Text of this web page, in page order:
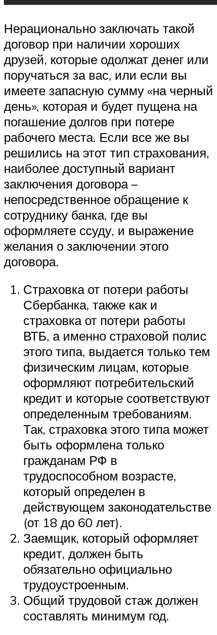
Нерационально заключать такой
договор при наличии хороших
друзей, которые одолжат денег или
поручаться за вас, или если вы
имеете запасную сумму «на черный
день», которая и будет пущена на
погашение долгов при потере
рабочего места. Если все же вы
решились на этот тип страхования,
наиболее доступный вариант
заключения договора –
непосредственное обращение к
сотруднику банка, где вы
оформляете ссуду, и выражение
желания о заключении этого
договора.
Страховка от потери работы
Сбербанка, также как и
страховка от потери работы
ВТБ, а именно страховой полис
этого типа, выдается только тем
физическим лицам, которые
оформляют потребительский
кредит и которые соответствуют
определенным требованиям.
Так, страховка этого типа может
быть оформлена только
гражданам РФ в
трудоспособном возрасте,
который определен в
действующем законодательстве
(от 18 до 60 лет).
Заемщик, который оформляет
кредит, должен быть
обязательно официально
трудоустроенным.
Общий трудовой стаж должен
составлять минимум год.